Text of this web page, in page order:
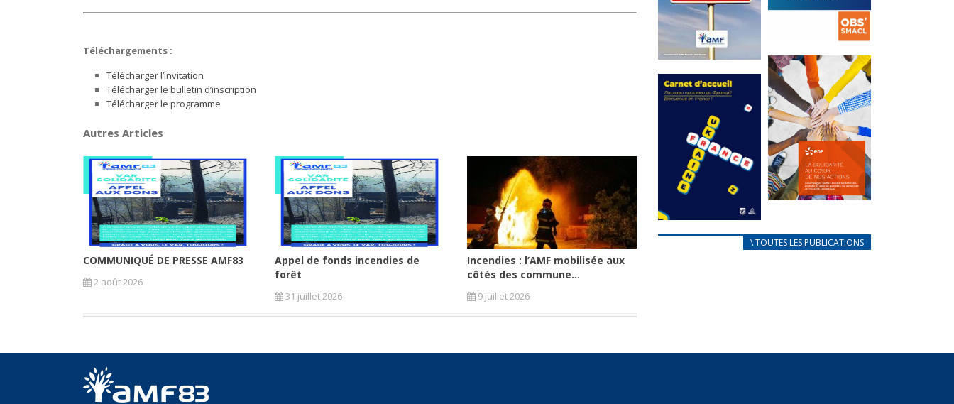
Téléchargements :
Télécharger l’invitation
Télécharger le bulletin d’inscription
Télécharger le programme
Autres Articles
COMMUNIQUÉ DE PRESSE AMF83
2 août 2026
Appel de fonds incendies de
forêt
31 juillet 2026
Incendies : l’AMF mobilisée aux
côtés des commune...
9 juillet 2026
Statut de
l’élu local
Mise à jour avril
2024
FEUILLETER
La
prévention
des conflits
d’intérêts
18 septembre 2023
FEUILLETER
au coeur de
nos actions
\ TOUTES LES PUBLICATIONS